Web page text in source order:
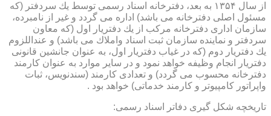
از سال ۱۳۵۴ به بعد، دفترخانه اسناد رسمی توسط یك سردفتر (كه
مسئول اصلی دفترخانه می باشد) اداره می گردد و غیر از نامبرده،
سازمان اداری دفترخانه مركب از یك دفتریار اول (كه معاون
سردفتر و نماینده سازمان ثبت اسناد واملاك می باشد) و عنداللزوم
یك دفتریار دوم (كه در غیاب دفتریار اول، به عنوان جانشین قانونی
دفتریار انجام وظیفه خواهد نمود و در سایر موارد به عنوان كارمند
دفترخانه محسوب می گردد) و تعدادی كارمند (سندنویس، ثبات
واپراتور كامپیوتر و كارمند خدماتی) خواهد بود .
تاریخچه شكل گیری دفاتر اسناد رسمی: